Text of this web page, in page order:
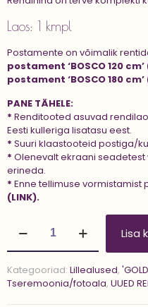
Laos: 1 kmpl
Postamente on võimalik
postament ‘BOSCO 120 cm’
postament ‘BOSCO 180 cm’
PANE TÄHELE:
* Renditooted asuvad
Eesti kulleriga lisatasu eest.
* Suuri klaastooteid postiga/
* Olenevalt ekraani
erineda.
* Enne tellimuse vormistamist
(LINK).
postamentide
kmpl
kogus
Lisa
Kategooriad: Lillealused,
Tseremoonia/fotoala, UUED